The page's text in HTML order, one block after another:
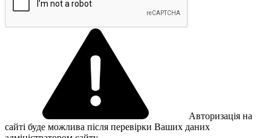
Авторизація на
сайті буде можлива після перевірки Ваших даних